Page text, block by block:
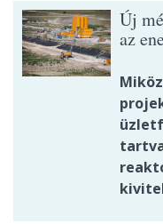
Új
az